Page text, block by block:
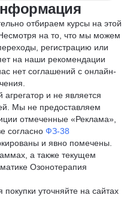
отбираем курсы на этой
на то, что мы можем
регистрацию или
на наши рекомендации
нет соглашений с онлайн-
и не является
Мы не предоставляем
отмеченные «Реклама»,
согласно ФЗ-38
и явно помечены.
а также текущем
Озонотерапия
уточняйте на сайтах